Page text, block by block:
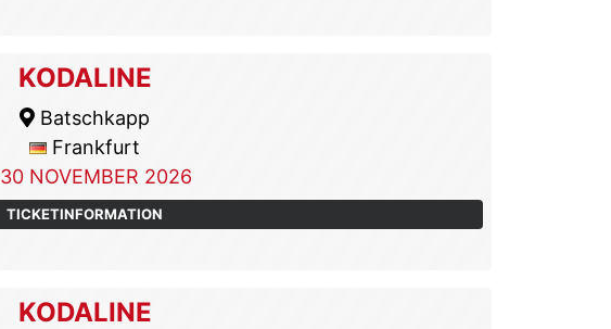
KODALINE
Batschkapp
Frankfurt
30 NOVEMBER 2026
TICKETINFORMATION
KODALINE